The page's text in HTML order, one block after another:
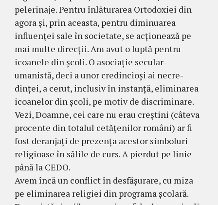
pelerinaje. Pentru înlătu­ra­rea Ortodoxiei din
agora şi, prin aceasta, pentru diminuarea
influenţei sale în societate, se ac­ţio­nează pe
mai multe direcţii. Am avut o luptă pen­tru
icoanele din şcoli. O asociaţie secular-
umanistă, deci a unor credincioşi ai ne­cre­
dinţei, a cerut, inclusiv în instanţă, elimi­narea
icoa­ne­lor din şcoli, pe motiv de discri­minare.
Vezi, Doamne, cei care nu erau creştini (câteva
pro­cente din totalul cetăţenilor români) ar fi
fost de­ranjaţi de prezenţa acestor simboluri
reli­gioase în sălile de curs. A pierdut pe linie
până la CEDO.
Avem încă un conflict în desfăşurare, cu mi­za
pe eliminarea religiei din programa şcolară.